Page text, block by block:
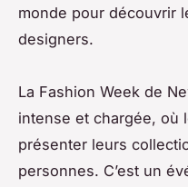
monde pour découvrir
designers.
La Fashion Week de
intense et chargée, où
présenter leurs
personnes. C’est un